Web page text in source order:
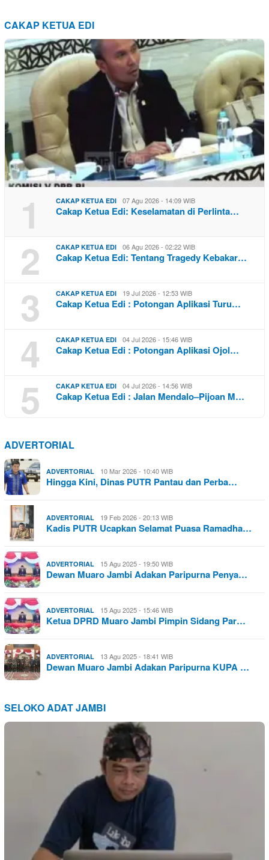
CAKAP KETUA EDI
1 CAKAP KETUA EDI 07 Agu 2026 - 14:09 WIB
Cakap Ketua Edi: Keselamatan di Perlinta…
2 CAKAP KETUA EDI 06 Agu 2026 - 02:22 WIB
Cakap Ketua Edi: Tentang Tragedy Kebakar…
3 CAKAP KETUA EDI 19 Jul 2026 - 12:53 WIB
Cakap Ketua Edi : Potongan Aplikasi Turu…
4 CAKAP KETUA EDI 04 Jul 2026 - 15:46 WIB
Cakap Ketua Edi : Potongan Aplikasi Ojol…
5 CAKAP KETUA EDI 04 Jul 2026 - 14:56 WIB
Cakap Ketua Edi : Jalan Mendalo–Pijoan M…
ADVERTORIAL
ADVERTORIAL 10 Mar 2026 - 10:40 WIB
Hingga Kini, Dinas PUTR Pantau dan Perba…
ADVERTORIAL 19 Feb 2026 - 20:13 WIB
Kadis PUTR Ucapkan Selamat Puasa Ramadha…
ADVERTORIAL 15 Agu 2025 - 19:50 WIB
Dewan Muaro Jambi Adakan Paripurna Penya…
ADVERTORIAL 15 Agu 2025 - 15:46 WIB
Ketua DPRD Muaro Jambi Pimpin Sidang Par…
ADVERTORIAL 13 Agu 2025 - 18:41 WIB
Dewan Muaro Jambi Adakan Paripurna KUPA …
SELOKO ADAT JAMBI